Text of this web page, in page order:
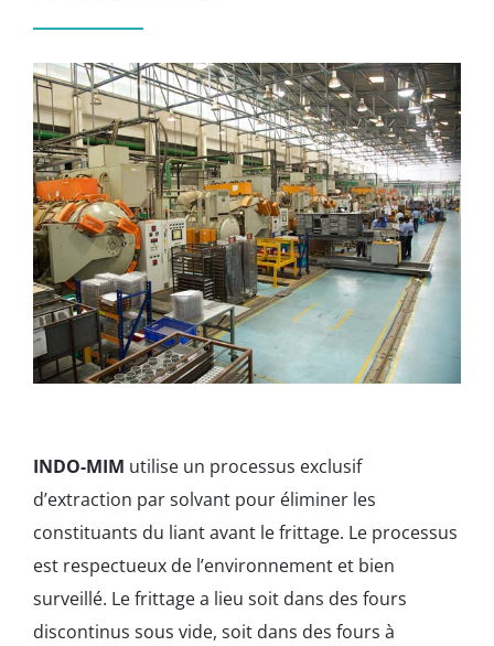
INDO-MIM utilise un processus exclusif
d’extraction par solvant pour éliminer les
constituants du liant avant le frittage. Le processus
est respectueux de l’environnement et bien
surveillé. Le frittage a lieu soit dans des fours
discontinus sous vide, soit dans des fours à